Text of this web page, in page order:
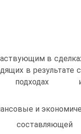
в
в результате
и